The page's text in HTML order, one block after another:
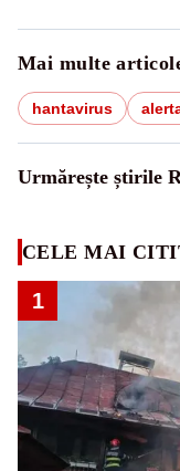
Mai multe
hantavirus
Urmărește știrile
CELE MAI
1